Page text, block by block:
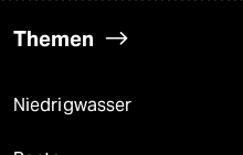
Themen
Niedrigwasser